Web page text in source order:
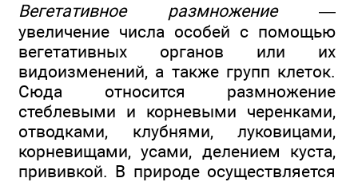
Вегетативное размножение—
увеличение числа особей с помощью
вегетативных органов или их
видоизменений, а также групп клеток.
Сюда относится размножение
стеблевыми и корневыми черенками,
отводками, клубнями, луковицами,
корневищами, усами, делением куста,
прививкой. В природе осуществляется